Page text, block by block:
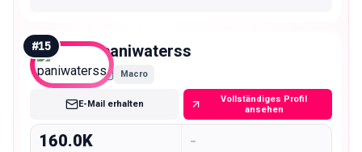
#15 paniwaterss
Macro
E-Mail erhalten
Vollständiges Profil
ansehen
160.0K -